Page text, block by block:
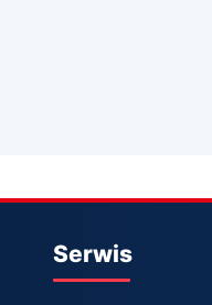
Serwis